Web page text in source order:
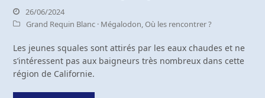
26/06/2024
Grand Requin Blanc · Mégalodon,Où les rencontrer ?
Les jeunes squales sont attirés par les eaux chaudes et ne
s’intéressent pas aux baigneurs très nombreux dans cette
région de Californie.